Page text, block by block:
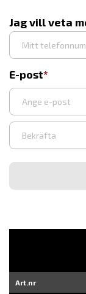
Jag vill veta
E-post
Ange
e-
Bekräfta
post
Art.nr